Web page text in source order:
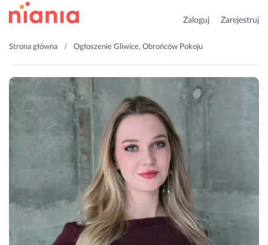
Zaloguj Zarejestruj
Strona główna Ogłoszenie Gliwice, Obrońców Pokoju